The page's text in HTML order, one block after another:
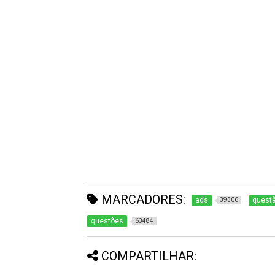
MARCADORES: ads 39306
questões 63484
COMPARTILHAR: